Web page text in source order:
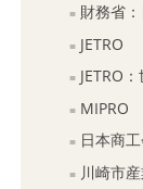
財務省
JETRO
JETRO
MIPRO
日本商
川崎市